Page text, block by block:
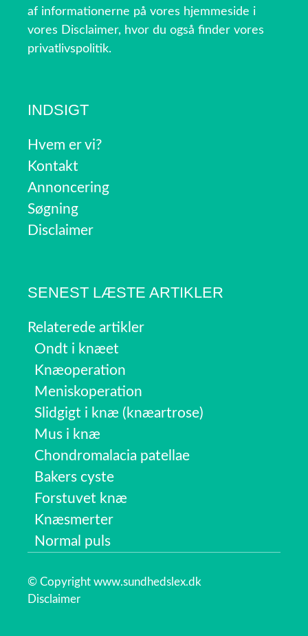
af informationerne på vores hjemmeside i
vores Disclaimer, hvor du også finder vores
privatlivspolitik.
INDSIGT
Hvem er vi?
Kontakt
Annoncering
Søgning
Disclaimer
SENEST LÆSTE ARTIKLER
Relaterede artikler
Ondt i knæet
Knæoperation
Meniskoperation
Slidgigt i knæ (knæartrose)
Mus i knæ
Chondromalacia patellae
Bakers cyste
Forstuvet knæ
Knæsmerter
Normal puls
© Copyright www.sundhedslex.dk
Disclaimer